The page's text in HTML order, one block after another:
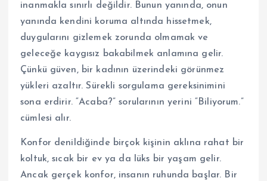
inanmakla sınırlı değildir. Bunun yanında, onun
yanında kendini koruma altında hissetmek,
duygularını gizlemek zorunda olmamak ve
geleceğe kaygısız bakabilmek anlamına gelir.
Çünkü güven, bir kadının üzerindeki görünmez
yükleri azaltır. Sürekli sorgulama gereksinimini
sona erdirir. “Acaba?” sorularının yerini “Biliyorum.”
cümlesi alır.
Konfor denildiğinde birçok kişinin aklına rahat bir
koltuk, sıcak bir ev ya da lüks bir yaşam gelir.
Ancak gerçek konfor, insanın ruhunda başlar. Bir